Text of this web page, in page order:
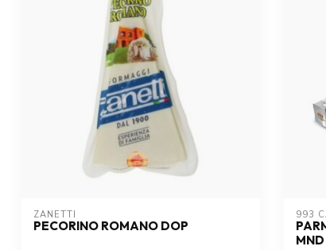
ZANETTI
PECORINO ROMANO DOP
993
MND